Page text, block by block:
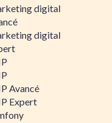
digital
digital
Avancé
Expert